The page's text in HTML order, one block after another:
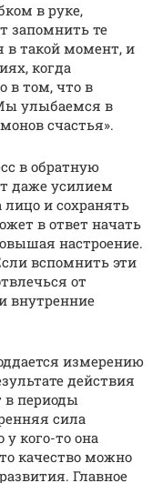
в руке,
запомнить те
такой момент, и
когда
в том, что в
улыбаемся в
счастья».
в обратную
даже усилием
лицо и сохранять
в ответ начать
настроение.
вспомнить эти
от
внутренние
измерению
действия
в периоды
сила
кого-то она
качество можно
Главное